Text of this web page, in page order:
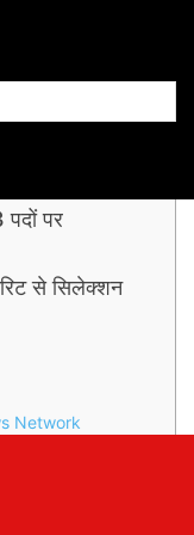
Network
पदों पर मौका,
होगा
पर
से सिलेक्शन